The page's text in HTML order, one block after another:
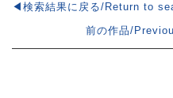
◀検索結果に戻る/Return to
前の作品/